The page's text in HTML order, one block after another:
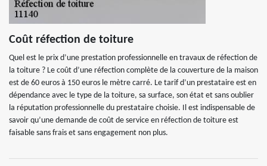
Coût réfection de toiture
Quel est le prix d’une prestation professionnelle en travaux de réfection de
la toiture ? Le coût d’une réfection complète de la couverture de la maison
est de 60 euros à 150 euros le mètre carré. Le tarif d’un prestataire est en
dépendance avec le type de la toiture, sa surface, son état et sans oublier
la réputation professionnelle du prestataire choisie. Il est indispensable de
savoir qu’une demande de coût de service en réfection de toiture est
faisable sans frais et sans engagement non plus.